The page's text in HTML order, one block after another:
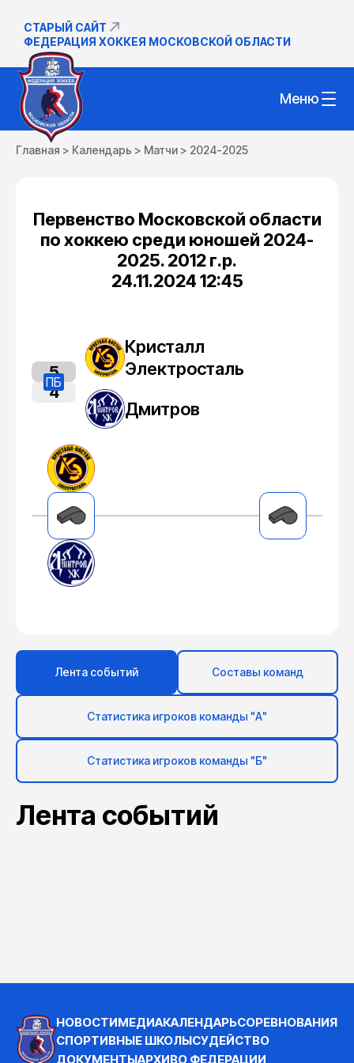
СТАРЫЙ САЙТ
ФЕДЕРАЦИЯ ХОККЕЯ МОСКОВСКОЙ ОБЛАСТИ
Меню
Главная > Календарь > Матчи > 2024-2025
Первенство Московской области
по хоккею среди юношей 2024-
2025. 2012 г.р.
24.11.2024 12:45
Кристалл
Электросталь
5
ПБ
4
Дмитров
Лента событий Составы команд
Статистика игроков команды "А"
Статистика игроков команды "Б"
Лента событий
НОВОСТИМЕДИАКАЛЕНДАРЬСОРЕВНОВАНИЯ
СПОРТИВНЫЕ ШКОЛЫСУДЕЙСТВО
ДОКУМЕНТЫАРХИВО ФЕДЕРАЦИИ